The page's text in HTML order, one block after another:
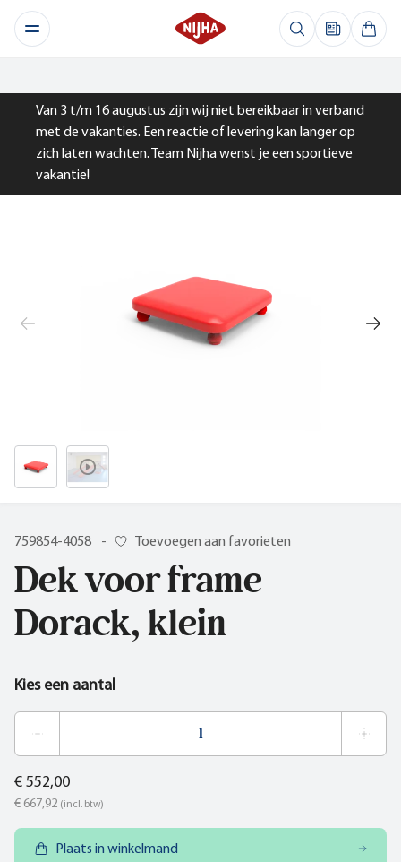
Van 3 t/m 16 augustus zijn wij niet bereikbaar in verband
met de vakanties. Een reactie of levering kan langer op
zich laten wachten. Team Nijha wenst je een sportieve
vakantie!
759854-4058 - Toevoegen aan favorieten
Dek voor frame
Dorack, klein
Kies een aantal
€ 552,00
€ 667,92 (incl. btw)
Plaats in winkelmand